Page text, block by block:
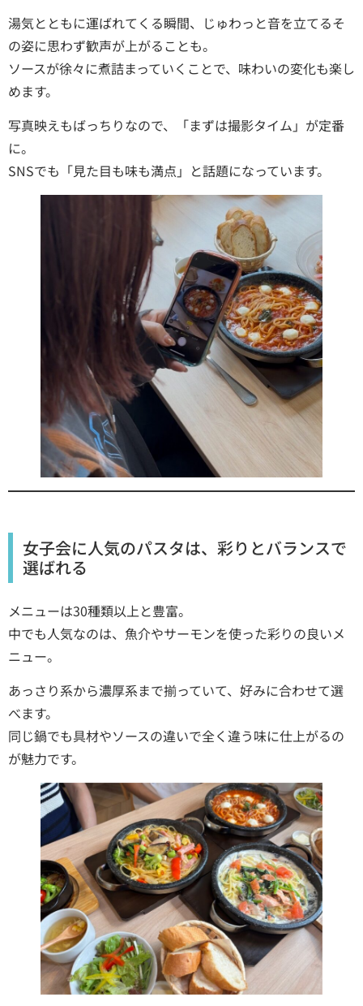
湯気とともに運ばれてくる瞬間、じゅわっと音を立てるそ
の姿に思わず歓声が上がることも。
ソースが徐々に煮詰まっていくことで、味わいの変化も楽し
めます。
写真映えもばっちりなので、「まずは撮影タイム」が定番
に。
SNSでも「見た目も味も満点」と話題になっています。
女子会に人気のパスタは、彩りとバランスで
選ばれる
メニューは30種類以上と豊富。
中でも人気なのは、魚介やサーモンを使った彩りの良いメ
ニュー。
あっさり系から濃厚系まで揃っていて、好みに合わせて選
べます。
同じ鍋でも具材やソースの違いで全く違う味に仕上がるの
が魅力です。